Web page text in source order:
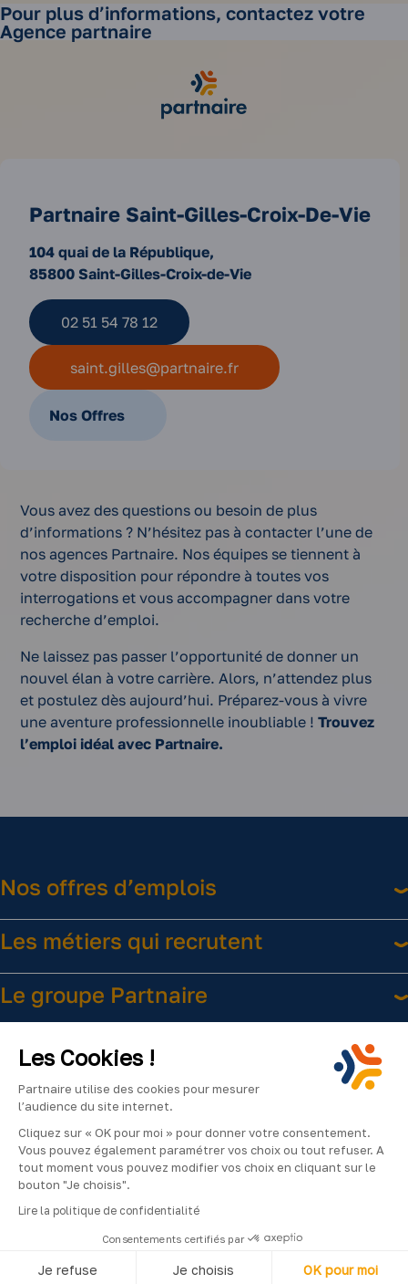
Pour plus d’informations, contactez votre
Agence partnaire
Partnaire Saint-Gilles-Croix-De-Vie
104 quai de la République,
85800 Saint-Gilles-Croix-de-Vie
02 51 54 78 12
saint.gilles@partnaire.fr
Nos Offres
Vous avez des questions ou besoin de plus
d’informations ? N’hésitez pas à contacter l’une de
nos agences Partnaire. Nos équipes se tiennent à
votre disposition pour répondre à toutes vos
interrogations et vous accompagner dans votre
recherche d’emploi.
Ne laissez pas passer l’opportunité de donner un
nouvel élan à votre carrière. Alors, n’attendez plus
et postulez dès aujourd’hui. Préparez-vous à vivre
une aventure professionnelle inoubliable !Trouvez
l’emploi idéal avec Partnaire.
Nos offres d’emplois
Les métiers qui recrutent
Le groupe Partnaire
Liens utiles
©Partnaire
Tous
Facebook
Instagram
Les Cookies !
Partnaire utilise des cookies pour mesurer
l’audience du site internet.
Cliquez sur « OK pour moi » pour donner votre consentement.
Vous pouvez également paramétrer vos choix ou tout refuser. A
tout moment vous pouvez modifier vos choix en cliquant sur le
bouton "Je choisis".
Lire la politique de confidentialité
Consentements certifiés par
Je refuse Je choisis OK pour moi